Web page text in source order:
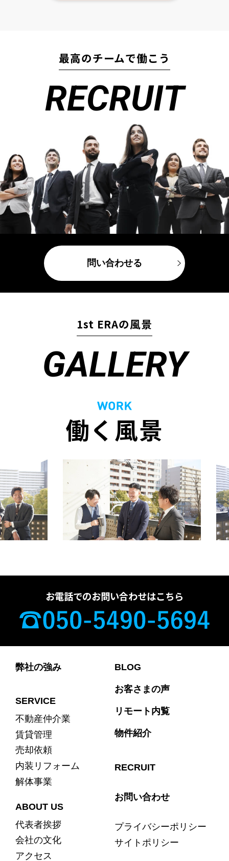
最高のチームで働こう
RECRUIT
問い合わせる
1st ERAの風景
GALLERY
働く風景
お電話でのお問い合わせはこちら
弊社の強み
SERVICE
不動産仲介業
賃貸管理
売却依頼
内装リフォーム
解体事業
ABOUT US
代表者挨拶
会社の文化
アクセス
BLOG
お客さまの声
リモート内覧
物件紹介
RECRUIT
お問い合わせ
プライバシーポリシー
サイトポリシー